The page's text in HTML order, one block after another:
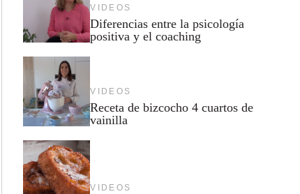
VIDEOS
Diferencias entre la psicología
positiva y el coaching
VIDEOS
Receta de bizcocho 4 cuartos de
vainilla
VIDEOS